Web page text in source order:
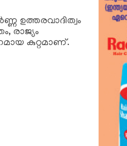
ഉത്തരവാദിത്വം
രാജ്യം
കുറ്റമാണ്.